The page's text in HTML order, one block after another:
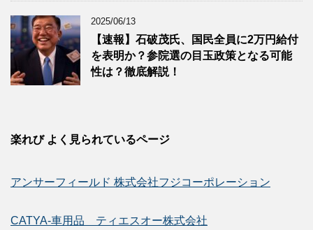
2025/06/13
【速報】石破茂氏、国民全員に2万円給付
を表明か？参院選の目玉政策となる可能
性は？徹底解説！
楽れび よく見られているページ
アンサーフィールド 株式会社フジコーポレーション
CATYA-車用品 ティエスオー株式会社